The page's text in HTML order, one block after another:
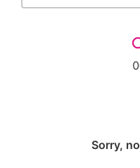
Sorry,